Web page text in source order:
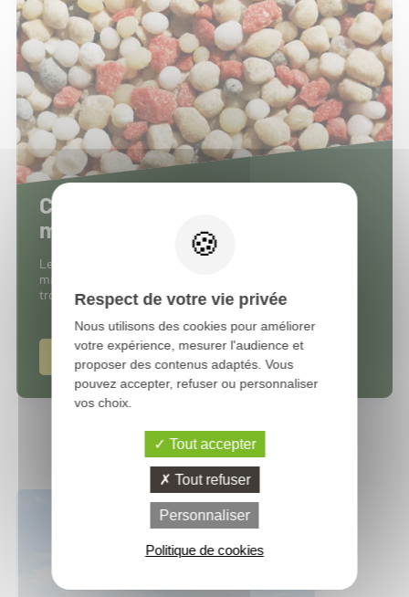
Composez votre formule sur
mesure !
Le SNEB propose de nombreux engrais répondant à la
majorité des besoins agricoles. Si toutefois, vous ne
trouvez pas l'engrais qu'il vous faut, composez-le !
Commencez-maintenant !
Respect de votre vie privée
Nous utilisons des cookies pour améliorer
votre expérience, mesurer l'audience et
proposer des contenus adaptés. Vous
pouvez accepter, refuser ou personnaliser
vos choix.
Tout accepter
Tout refuser
Personnaliser
Politique de cookies